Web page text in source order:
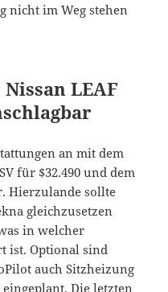
nicht im Weg stehen
LEAF
an mit dem
für $32.490 und dem
Hierzulande sollte
gleichzusetzen
in welcher
ist. Optional sind
auch Sitzheizung
Die letzten